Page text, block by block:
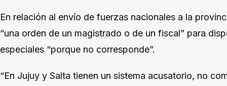
En relación al envío de fuerzas nacionales a la
“una orden de un magistrado o de un fiscal” para
especiales “porque no corresponde”.
“En Jujuy y Salta tienen un sistema acusatorio, no